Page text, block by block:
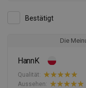
Bestätigt
Die
HannK
Qualität:
Aussehen: